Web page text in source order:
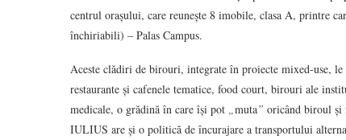
centrul orașului, care reunește 8 imobile, clasa A, printre
închiriabili) – Palas Campus.
Aceste clădiri de birouri, integrate în proiecte mixed-use,
restaurante și cafenele tematice, food court, birouri ale
medicale, o grădină în care își pot „muta” oricând biroul și
IULIUS are și o politică de încurajare a transportului